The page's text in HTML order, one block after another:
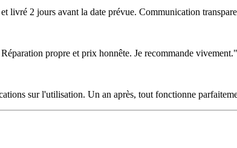
livré 2 jours avant la date prévue. Communication
propre et prix honnête. Je recommande vivement."
sur l'utilisation. Un an après, tout fonctionne